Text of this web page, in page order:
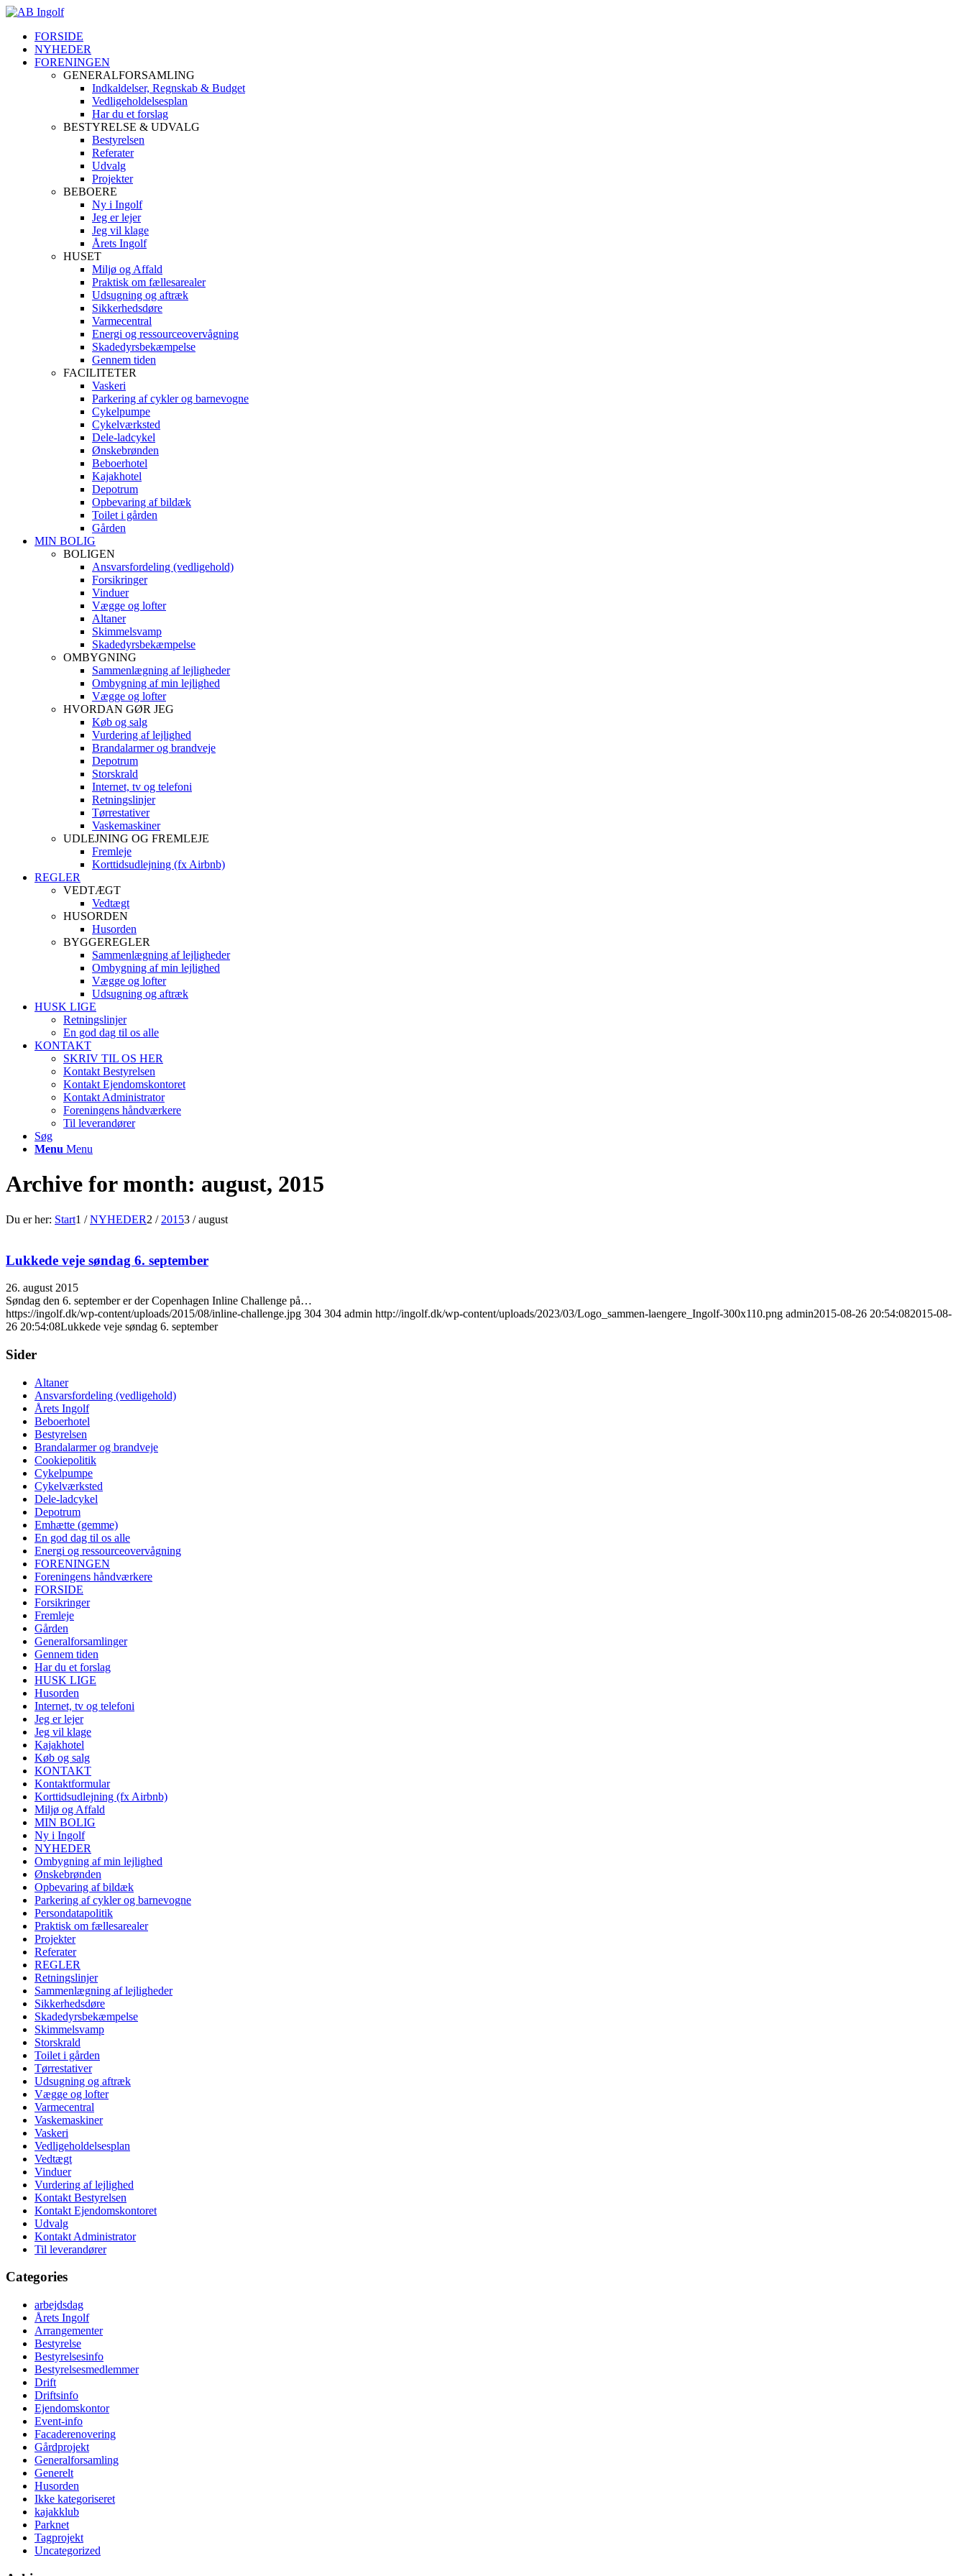
FORSIDE
NYHEDER
FORENINGEN
GENERALFORSAMLING
Indkaldelser, Regnskab & Budget
Vedligeholdelsesplan
Har du et forslag
BESTYRELSE & UDVALG
Bestyrelsen
Referater
Udvalg
Projekter
BEBOERE
Ny i Ingolf
Jeg er lejer
Jeg vil klage
Årets Ingolf
HUSET
Miljø og Affald
Praktisk om fællesarealer
Udsugning og aftræk
Sikkerhedsdøre
Varmecentral
Energi og ressourceovervågning
Skadedyrsbekæmpelse
Gennem tiden
FACILITETER
Vaskeri
Parkering af cykler og barnevogne
Cykelpumpe
Cykelværksted
Dele-ladcykel
Ønskebrønden
Beboerhotel
Kajakhotel
Depotrum
Opbevaring af bildæk
Toilet i gården
Gården
MIN BOLIG
BOLIGEN
Ansvarsfordeling (vedligehold)
Forsikringer
Vinduer
Vægge og lofter
Altaner
Skimmelsvamp
Skadedyrsbekæmpelse
OMBYGNING
Sammenlægning af lejligheder
Ombygning af min lejlighed
Vægge og lofter
HVORDAN GØR JEG
Køb og salg
Vurdering af lejlighed
Brandalarmer og brandveje
Depotrum
Storskrald
Internet, tv og telefoni
Retningslinjer
Tørrestativer
Vaskemaskiner
UDLEJNING OG FREMLEJE
Fremleje
Korttidsudlejning (fx Airbnb)
REGLER
VEDTÆGT
Vedtægt
HUSORDEN
Husorden
BYGGEREGLER
Sammenlægning af lejligheder
Ombygning af min lejlighed
Vægge og lofter
Udsugning og aftræk
HUSK LIGE
Retningslinjer
En god dag til os alle
KONTAKT
SKRIV TIL OS HER
Kontakt Bestyrelsen
Kontakt Ejendomskontoret
Kontakt Administrator
Foreningens håndværkere
Til leverandører
Søg
Menu Menu
Archive for month: august, 2015
Du er her: Start1 / NYHEDER2 / 20153 / august
Lukkede veje søndag 6. september
26. august 2015
Søndag den 6. september er der Copenhagen Inline Challenge på…
https://ingolf.dk/wp-content/uploads/2015/08/inline-challenge.jpg 304 304 admin http://ingolf.dk/wp-content/uploads/2023/03/Logo_sammen-laengere_Ingolf-300x110.png admin2015-08-26 20:54:082015-08-
26 20:54:08Lukkede veje søndag 6. september
Sider
Altaner
Ansvarsfordeling (vedligehold)
Årets Ingolf
Beboerhotel
Bestyrelsen
Brandalarmer og brandveje
Cookiepolitik
Cykelpumpe
Cykelværksted
Dele-ladcykel
Depotrum
Emhætte (gemme)
En god dag til os alle
Energi og ressourceovervågning
FORENINGEN
Foreningens håndværkere
FORSIDE
Forsikringer
Fremleje
Gården
Generalforsamlinger
Gennem tiden
Har du et forslag
HUSK LIGE
Husorden
Internet, tv og telefoni
Jeg er lejer
Jeg vil klage
Kajakhotel
Køb og salg
KONTAKT
Kontaktformular
Korttidsudlejning (fx Airbnb)
Miljø og Affald
MIN BOLIG
Ny i Ingolf
NYHEDER
Ombygning af min lejlighed
Ønskebrønden
Opbevaring af bildæk
Parkering af cykler og barnevogne
Persondatapolitik
Praktisk om fællesarealer
Projekter
Referater
REGLER
Retningslinjer
Sammenlægning af lejligheder
Sikkerhedsdøre
Skadedyrsbekæmpelse
Skimmelsvamp
Storskrald
Toilet i gården
Tørrestativer
Udsugning og aftræk
Vægge og lofter
Varmecentral
Vaskemaskiner
Vaskeri
Vedligeholdelsesplan
Vedtægt
Vinduer
Vurdering af lejlighed
Kontakt Bestyrelsen
Kontakt Ejendomskontoret
Udvalg
Kontakt Administrator
Til leverandører
Categories
arbejdsdag
Årets Ingolf
Arrangementer
Bestyrelse
Bestyrelsesinfo
Bestyrelsesmedlemmer
Drift
Driftsinfo
Ejendomskontor
Event-info
Facaderenovering
Gårdprojekt
Generalforsamling
Generelt
Husorden
Ikke kategoriseret
kajakklub
Parknet
Tagprojekt
Uncategorized